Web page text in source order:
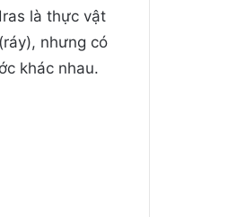
là thực vật
nhưng có
khác nhau.